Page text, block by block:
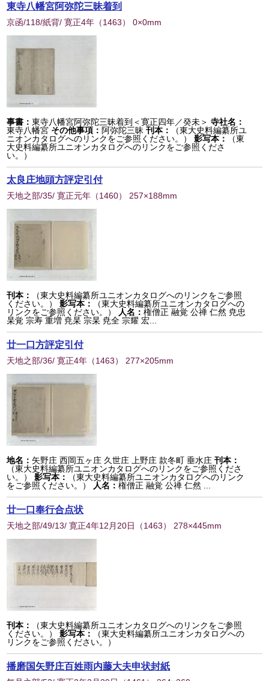
東寺八幡宮阿弥陀三昧着到
京函/118/紙背/ 寛正4年 （1463） 0×0mm
事書：東寺八幡宮阿弥陀三昧着到＜寛正四年／癸未＞寺社名：
東寺八幡宮 その他事項： 阿弥陀三昧刊本：
（東大史料編纂所ユ
ニオンカタログへのリンクをご参照ください。）
影写本：
（東
大史料編纂所ユニオンカタログへのリンクをご参照くださ
い。）
太良庄地頭方評定引付
天地之部/35/ 寛正元年 （1460） 257×188mm
刊本：
（東大史料編纂所ユニオンカタログへのリンクをご参照
ください。）
影写本：
（東大史料編纂所ユニオンカタログへの
リンクをご参照ください。）
人名：権僧正 融覚 公禅 仁然 尭忠
杲覚 宗寿 重増 尭杲 宗杲 尭全 宗耀 宏...
廿一口方評定引付
天地之部/36/ 寛正4年 （1463） 277×205mm
地名： 矢野庄 西岡五ヶ庄 久世庄 上野庄 款冬町 垂水庄 刊本：
（東大史料編纂所ユニオンカタログへのリンクをご参照くださ
い。）
影写本：
（東大史料編纂所ユニオンカタログへのリンク
をご参照ください。）
人名：権僧正 融覚 公禅 仁然 ...
廿一口奉行合点状
天地之部/49/13/ 寛正4年12月20日 （1463） 278×445mm
刊本：
（東大史料編纂所ユニオンカタログへのリンクをご参照
ください。）
影写本：
（東大史料編纂所ユニオンカタログへの
リンクをご参照ください。）
播磨国矢野庄百姓雨内藤大夫申状封紙